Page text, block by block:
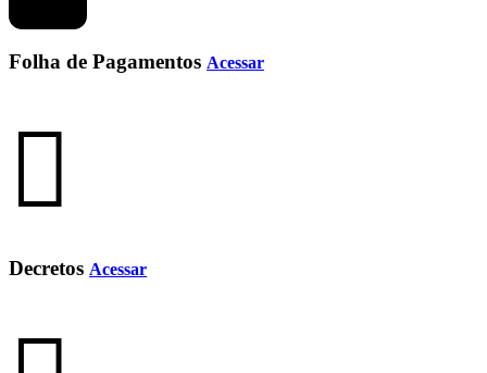
Folha de Pagamentos Acessar
Decretos Acessar